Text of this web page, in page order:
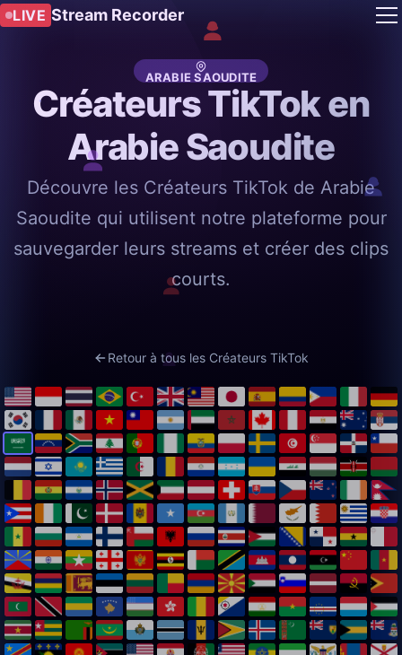
LIVE Stream Recorder
ARABIE SAOUDITE
Créateurs TikTok en
Arabie Saoudite
Découvre les Créateurs TikTok de Arabie
Saoudite qui utilisent notre plateforme pour
sauvegarder leurs streams et créer des clips
courts.
Retour à tous les Créateurs TikTok